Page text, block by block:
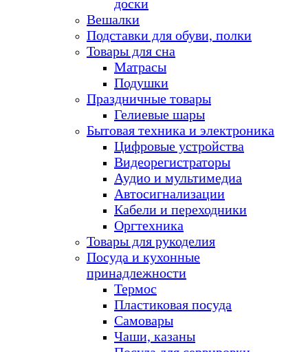
доски
Вешалки
Подставки для обуви, полки
Товары для сна
Матрасы
Подушки
Праздничные товары
Гелиевые шары
Бытовая техника и электроника
Цифровые устройства
Видеорегистраторы
Аудио и мультимедиа
Автосигнализации
Кабели и переходники
Оргтехника
Товары для рукоделия
Посуда и кухонные
принадлежности
Термос
Пластиковая посуда
Самовары
Чаши, казаны